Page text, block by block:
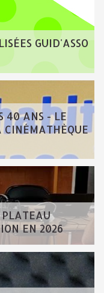
GUID'ASSO
40 ANS - LE
CINÉMATHÈQUE
PLATEAU
EN 2026